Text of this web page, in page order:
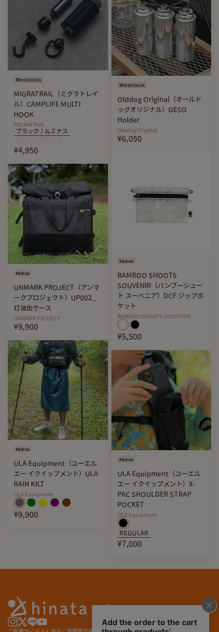
【R3LABOオリジナルギアについて】
R3LABOのコンセプトである『自分たちがカッコいいと思え
るプロダクトを作る』をモットーに、メンバーの共通の趣味
である園芸＆アウトドアを横断するアイテムを展開するシリ
ーズです。
園芸好きがつくる「ガス缶
カバー」が人気のワケ
Restock
MIGRATRAIL（ミグラトレイ
ル）CAMPLIFE MULTI
HOOK
MIGRATRAIL
ブラック / ルミナス
¥4,950
New
UNMARK PROJECT（アンマ
ークプロジェクト）UP002_
灯油缶ケース
UNMARK PROJECT
¥9,900
New
ULA Equipment（ユーエル
エー イクイップメント）ULA
RAIN KILT
ULA Equipment
¥9,900
Restock
Olddog Original（オールド
ッグオリジナル）GESO
Holder
Olddog Original
¥6,050
New
BAMBOO SHOOTS
SOUVENIR（バンブーシュー
ト スーベニア）DCF ジップポ
ケット
BAMBOO SHOOTS SOUVENIR
¥5,500
New
ULA Equipment（ユーエル
エー イクイップメント）X-
PAC SHOULDER STRAP
POCKET
ULA Equipment
REGULAR
¥7,000
ご利用ガイド よくあるご質問特定商取引法に基づく表記プライバシーポリシー